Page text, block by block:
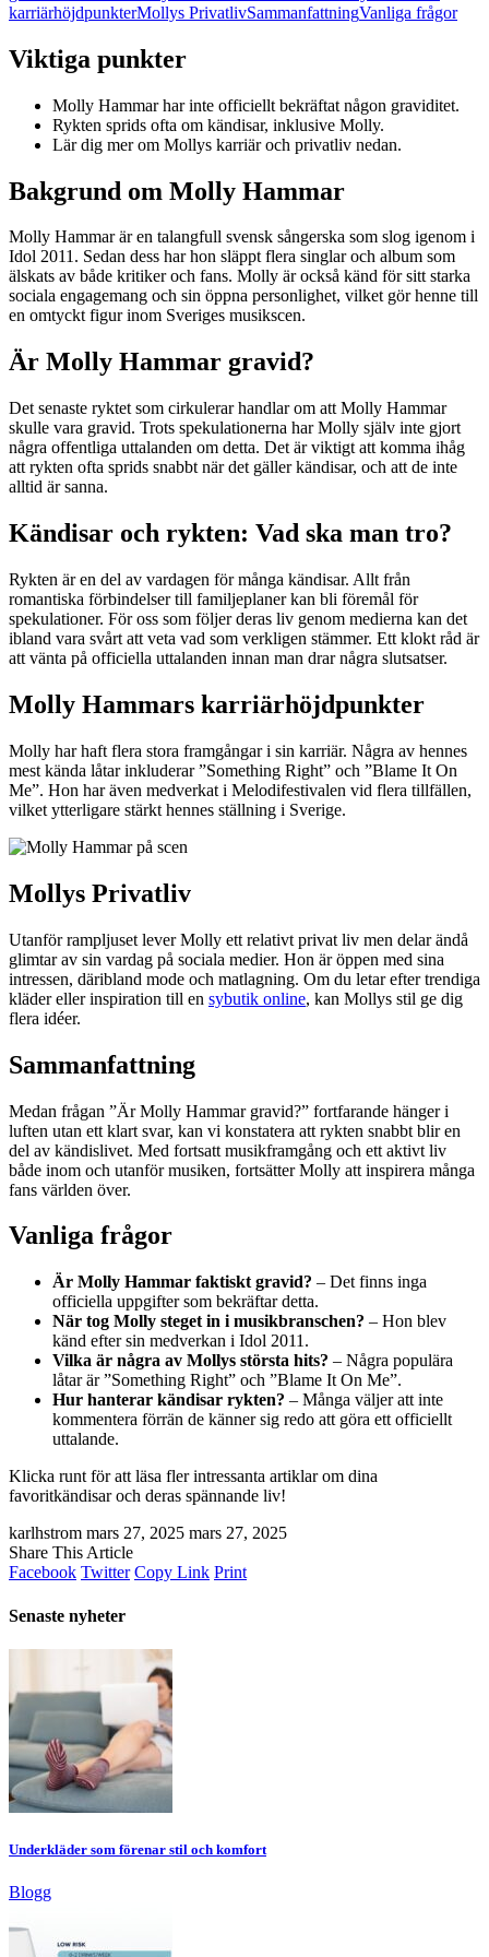
karriärhöjdpunkterMollys PrivatlivSammanfattningVanliga frågor
Viktiga punkter
Molly Hammar har inte officiellt bekräftat någon graviditet.
Rykten sprids ofta om kändisar, inklusive Molly.
Lär dig mer om Mollys karriär och privatliv nedan.
Bakgrund om Molly Hammar
Molly Hammar är en talangfull svensk sångerska som slog igenom i
Idol 2011. Sedan dess har hon släppt flera singlar och album som
älskats av både kritiker och fans. Molly är också känd för sitt starka
sociala engagemang och sin öppna personlighet, vilket gör henne till
en omtyckt figur inom Sveriges musikscen.
Är Molly Hammar gravid?
Det senaste ryktet som cirkulerar handlar om att Molly Hammar
skulle vara gravid. Trots spekulationerna har Molly själv inte gjort
några offentliga uttalanden om detta. Det är viktigt att komma ihåg
att rykten ofta sprids snabbt när det gäller kändisar, och att de inte
alltid är sanna.
Kändisar och rykten: Vad ska man tro?
Rykten är en del av vardagen för många kändisar. Allt från
romantiska förbindelser till familjeplaner kan bli föremål för
spekulationer. För oss som följer deras liv genom medierna kan det
ibland vara svårt att veta vad som verkligen stämmer. Ett klokt råd är
att vänta på officiella uttalanden innan man drar några slutsatser.
Molly Hammars karriärhöjdpunkter
Molly har haft flera stora framgångar i sin karriär. Några av hennes
mest kända låtar inkluderar ”Something Right” och ”Blame It On
Me”. Hon har även medverkat i Melodifestivalen vid flera tillfällen,
vilket ytterligare stärkt hennes ställning i Sverige.
Mollys Privatliv
Utanför rampljuset lever Molly ett relativt privat liv men delar ändå
glimtar av sin vardag på sociala medier. Hon är öppen med sina
intressen, däribland mode och matlagning. Om du letar efter trendiga
kläder eller inspiration till en sybutik online, kan Mollys stil ge dig
flera idéer.
Sammanfattning
Medan frågan ”Är Molly Hammar gravid?” fortfarande hänger i
luften utan ett klart svar, kan vi konstatera att rykten snabbt blir en
del av kändislivet. Med fortsatt musikframgång och ett aktivt liv
både inom och utanför musiken, fortsätter Molly att inspirera många
fans världen över.
Vanliga frågor
Är Molly Hammar faktiskt gravid? – Det finns inga
officiella uppgifter som bekräftar detta.
När tog Molly steget in i musikbranschen? – Hon blev
känd efter sin medverkan i Idol 2011.
Vilka är några av Mollys största hits? – Några populära
låtar är ”Something Right” och ”Blame It On Me”.
Hur hanterar kändisar rykten? – Många väljer att inte
kommentera förrän de känner sig redo att göra ett officiellt
uttalande.
Klicka runt för att läsa fler intressanta artiklar om dina
favoritkändisar och deras spännande liv!
karlhstrom mars 27, 2025 mars 27, 2025
Share This Article
Facebook Twitter Copy Link Print
Senaste nyheter
Underkläder som förenar stil och komfort
Blogg